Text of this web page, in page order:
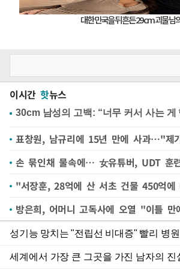
이시간 핫뉴스
표창원, 남규리에 15년 만에 사과…"제
손 묶인채 물속에… 女유튜버, UDT 훈
"서장훈, 28억에 산 서초 건물 450억에
방은희, 어머니 고독사에 오열 "이틀